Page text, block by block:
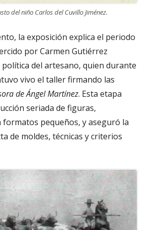
del niño Carlos del Cuvillo Jiménez.
la exposición explica el periodo
por Carmen Gutiérrez
del artesano, quien durante
vivo el taller firmando las
de Ángel Martínez. Esta etapa
seriada de figuras,
formatos pequeños, y aseguró la
de moldes, técnicas y criterios